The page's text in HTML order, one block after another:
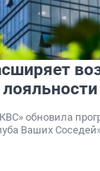
обновила
Ваших